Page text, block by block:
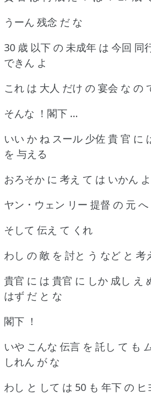
うーん 残念 だ な
30 歳 以下 の 未成年 は 今回 同
できん よ
これ は 大人 だけ の 宴会 な の
そんな ！閣下 …
いい か ね スール 少佐 貴 官 に
を 与える
おろそか に 考え て は いかん よ
ヤン ･ ウェン リー 提督 の 元 へ
そして 伝え て くれ
わし の 敵 を 討と う など と 考
貴官 に は 貴官 に しか 成し え
はず だ と な
閣下 ！
いや こんな 伝言 を 託し て も
しれん が な
わし と して は 50 も 年下 の ヒ